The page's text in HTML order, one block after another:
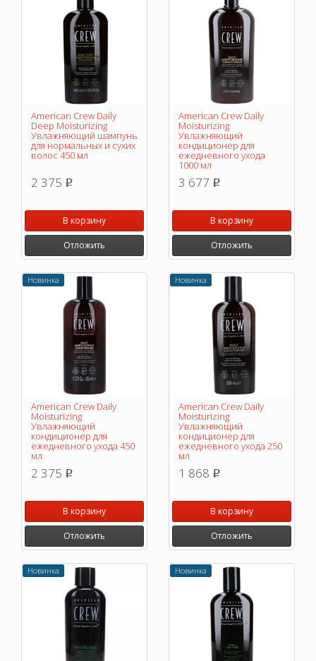
American Crew Daily
Deep Moisturizing
Увлажняющий шампунь
для нормальных и сухих
волос 450 мл
2 375 p
В корзину
Отложить
American Crew Daily
Moisturizing
Увлажняющий
кондиционер для
ежедневного ухода
1000 мл
3 677 p
В корзину
Отложить
Новинка
American Crew Daily
Moisturizing
Увлажняющий
кондиционер для
ежедневного ухода 450
мл
2 375 p
В корзину
Отложить
Новинка
American Crew Daily
Moisturizing
Увлажняющий
кондиционер для
ежедневного ухода 250
мл
1 868 p
В корзину
Отложить
Новинка Новинка